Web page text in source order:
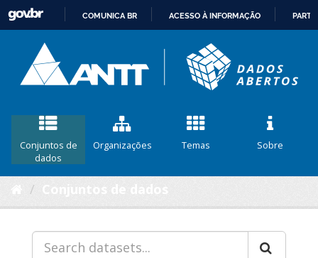
CONTEÚDO
COMUNICA BR ACESSO À INFORMAÇÃO
Conjuntos de
dados
Organizações Temas Sobre